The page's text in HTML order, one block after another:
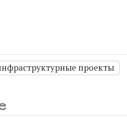
проекты